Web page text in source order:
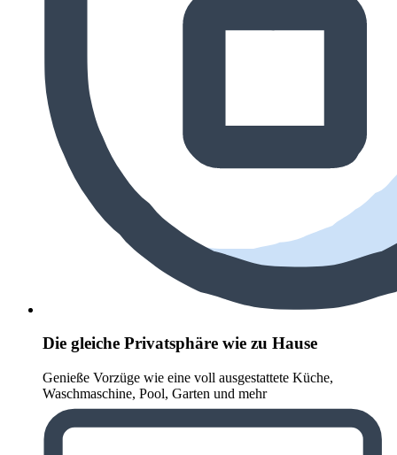
Die gleiche Privatsphäre wie zu Hause
Genieße Vorzüge wie eine voll ausgestattete Küche,
Waschmaschine, Pool, Garten und mehr